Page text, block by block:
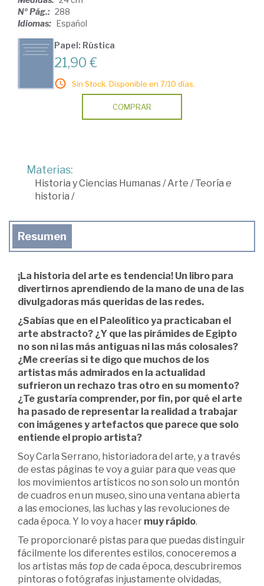
Nº Pág.: 288
Idiomas: Español
Papel: Rústica
21,90 €
Sin Stock. Disponible en 7/10 días.
COMPRAR
Materias:
Historia y Ciencias Humanas/Arte /Teoría e
historia /
Resumen
¡La historia del arte es tendencia! Un libro para
divertirnos aprendiendo de la mano de una de las
divulgadoras más queridas de las redes.
¿Sabías que en el Paleolítico ya practicaban el
arte abstracto? ¿Y que las pirámides de Egipto
no son ni las más antiguas ni las más colosales?
¿Me creerías si te digo que muchos de los
artistas más admirados en la actualidad
sufrieron un rechazo tras otro en su momento?
¿Te gustaría comprender, por fin, por qué el arte
ha pasado de representar la realidad a trabajar
con imágenes y artefactos que parece que solo
entiende el propio artista?
Soy Carla Serrano, historiadora del arte, y a través
de estas páginas te voy a guiar para que veas que
los movimientos artísticos no son solo un montón
de cuadros en un museo, sino una ventana abierta
a las emociones, las luchas y las revoluciones de
cada época. Y lo voy a hacer muy rápido.
Te proporcionaré pistas para que puedas distinguir
fácilmente los diferentes estilos, conoceremos a
los artistas más top de cada época, descubriremos
pintoras o fotógrafas injustamente olvidadas,